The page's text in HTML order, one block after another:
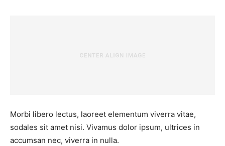
Morbi libero lectus, laoreet elementum viverra vitae,
sodales sit amet nisi. Vivamus dolor ipsum, ultrices in
accumsan nec, viverra in nulla.